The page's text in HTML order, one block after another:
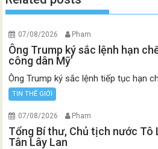
07/08/2026 Pham
Ông Trump ký sắc lệnh hạn
công dân Mỹ’
Ông Trump ký sắc lệnh tiếp tục hạn
TIN THẾ GIỚI
07/08/2026 Pham
Tổng Bí thư, Chủ tịch nước Tô
Tân Lây Lan